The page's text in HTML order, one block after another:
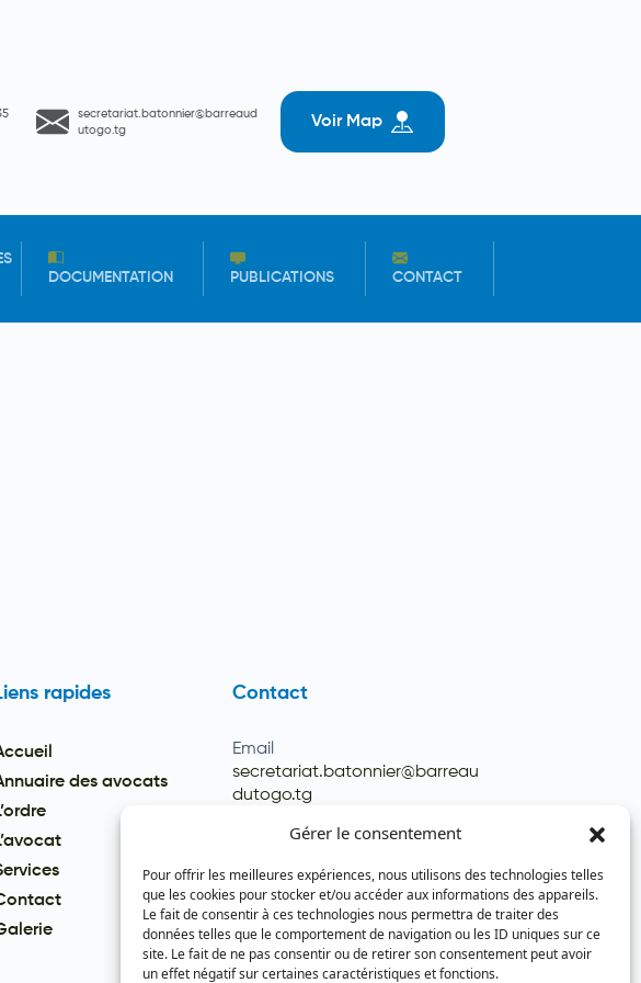
Gérer le consentement
Pour offrir les meilleures expériences, nous utilisons des technologies telles
que les cookies pour stocker et/ou accéder aux informations des appareils.
Le fait de consentir à ces technologies nous permettra de traiter des
données telles que le comportement de navigation ou les ID uniques sur ce
site. Le fait de ne pas consentir ou de retirer son consentement peut avoir
un effet négatif sur certaines caractéristiques et fonctions.
secretariat.batonnier@barreaud
utogo.tg
Voir Map
DOCUMENTATION
PUBLICATIONS CONTACT
rapides
des avocats
Contact
Email
secretariat.batonnier@barreau
dutogo.tg
Téléphone
(+228) 22 21 67 52